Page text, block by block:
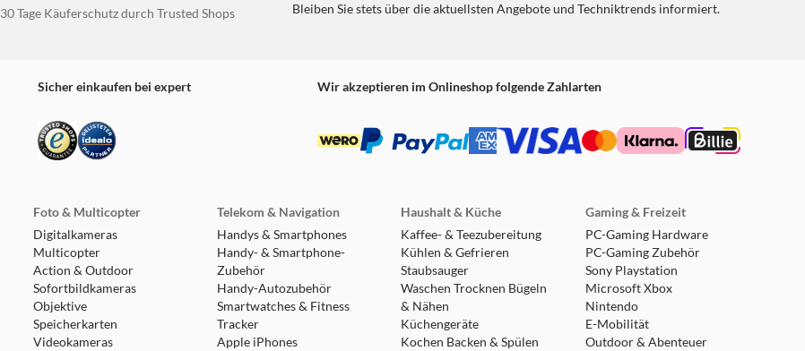
30 Tage Käuferschutz durch Trusted Shops
Bleiben Sie stets über die aktuellsten Angebote und Techniktrends informiert.
Sicher einkaufen bei expert Wir akzeptieren im Onlineshop folgende Zahlarten
Foto & Multicopter
Digitalkameras
Multicopter
Action & Outdoor
Sofortbildkameras
Objektive
Speicherkarten
Videokameras
Telekom & Navigation
Handys & Smartphones
Handy- & Smartphone-
Zubehör
Handy-Autozubehör
Smartwatches & Fitness
Tracker
Apple iPhones
Haushalt & Küche
Kaffee- & Teezubereitung
Kühlen & Gefrieren
Staubsauger
Waschen Trocknen Bügeln
& Nähen
Küchengeräte
Kochen Backen & Spülen
Gaming & Freizeit
PC-Gaming Hardware
PC-Gaming Zubehör
Sony Playstation
Microsoft Xbox
Nintendo
E-Mobilität
Outdoor & Abenteuer